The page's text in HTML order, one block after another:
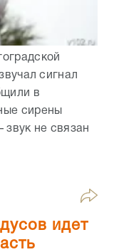
сигнал
в
сирены
звук не связан
идет